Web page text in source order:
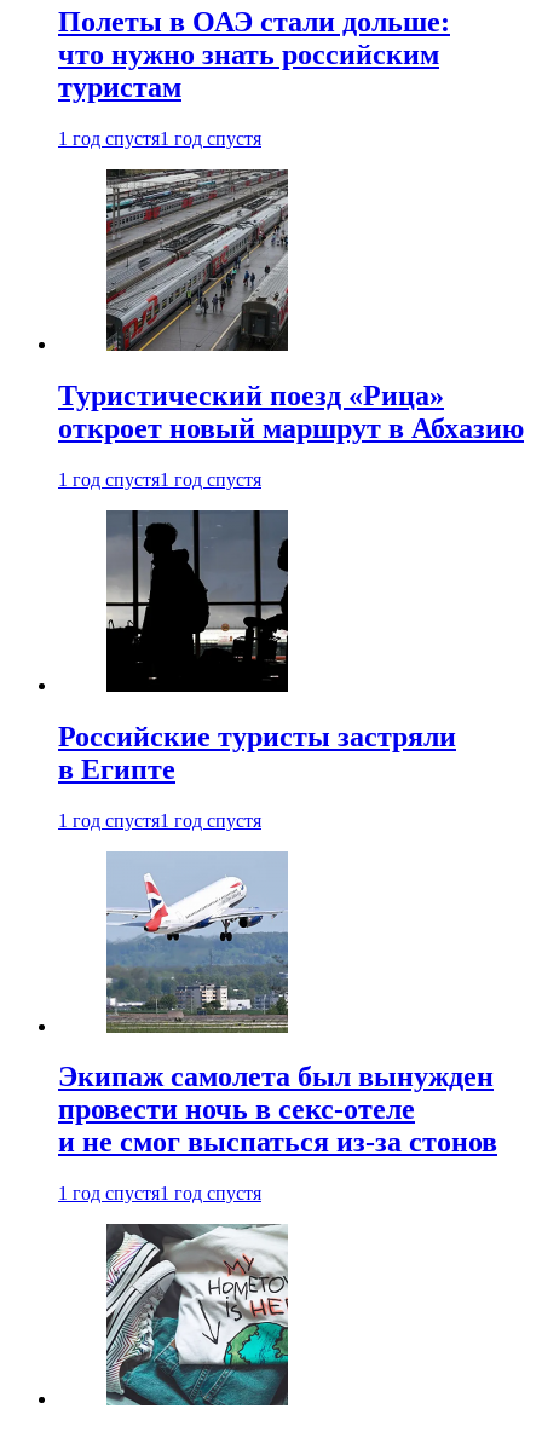
Полеты в ОАЭ стали дольше:
что нужно знать российским
туристам
1 год спустя1 год спустя
Туристический поезд «Рица»
откроет новый маршрут в Абхазию
1 год спустя1 год спустя
Российские туристы застряли
в Египте
1 год спустя1 год спустя
Экипаж самолета был вынужден
провести ночь в секс-отеле
и не смог выспаться из-за стонов
1 год спустя1 год спустя